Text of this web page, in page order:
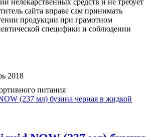
нелекарственных средств и не требует
сайта вправе сам принимать
продукции при грамотном
специфики и соблюдении
2018
питания